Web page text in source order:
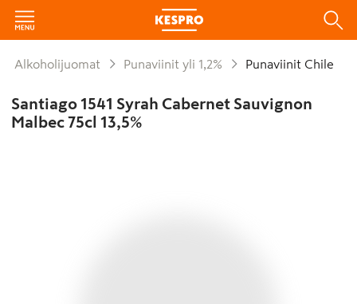
Alkoholijuomat Punaviinit yli 1,2% Punaviinit Chile
Santiago 1541 Syrah Cabernet Sauvignon
Malbec 75cl 13,5%